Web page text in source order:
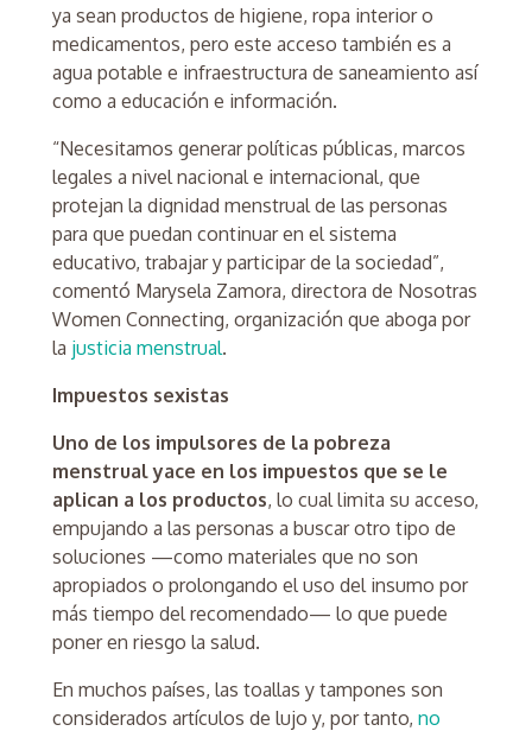
ya sean productos de higiene, ropa interior o
medicamentos, pero este acceso también es a
agua potable e infraestructura de saneamiento así
como a educación e información.
“Necesitamos generar políticas públicas, marcos
legales a nivel nacional e internacional, que
protejan la dignidad menstrual de las personas
para que puedan continuar en el sistema
educativo, trabajar y participar de la sociedad”,
comentó Marysela Zamora, directora de Nosotras
Women Connecting, organización que aboga por
la justicia menstrual.
Impuestos sexistas
Uno de los impulsores de la pobreza
menstrual yace en los impuestos que se le
aplican a los productos, lo cual limita su acceso,
empujando a las personas a buscar otro tipo de
soluciones —como materiales que no son
apropiados o prolongando el uso del insumo por
más tiempo del recomendado— lo que puede
poner en riesgo la salud.
En muchos países, las toallas y tampones son
considerados artículos de lujo y, por tanto, no